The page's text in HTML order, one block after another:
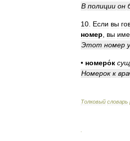
В полиции он
10 Если вы
номер
вы
Этот номер у
• номеро́к сущ
Номерок к
Толковый словарь